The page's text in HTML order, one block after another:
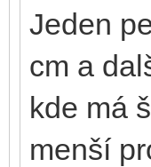
Jeden
cm a
kde má
menší